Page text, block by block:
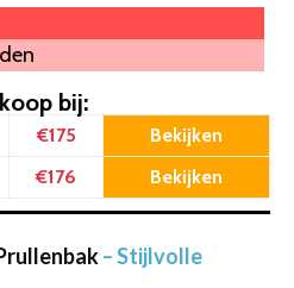
bij:
€175 Bekijken
€176 Bekijken
– Stijlvolle